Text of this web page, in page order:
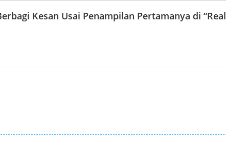
Kesan Usai Penampilan Pertamanya di “Real